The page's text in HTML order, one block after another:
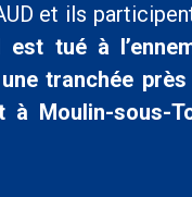
et ils
est tué à
tranchée
à Moulin-sous-